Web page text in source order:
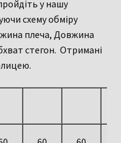
у нашу
схему обміру
плеча, Довжина
стегон. Отримані